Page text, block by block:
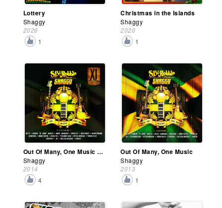
Lottery
Shaggy
2026
1
Christmas in the Islands
Shaggy
2020
1
Out Of Many, One Music (Xl Edition)
Shaggy
2014
4
Out Of Many, One Music
Shaggy
2013
1